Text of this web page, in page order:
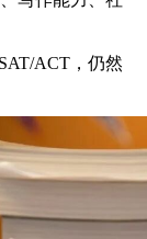
ACT，仍然